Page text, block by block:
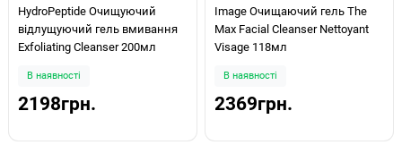
HydroPeptide Очищуючий
відлущуючий гель вмивання
Exfoliating Cleanser 200мл
В наявності
2198грн.
Image Очищаючий гель The
Max Facial Cleanser Nettoyant
Visage 118мл
В наявності
2369грн.